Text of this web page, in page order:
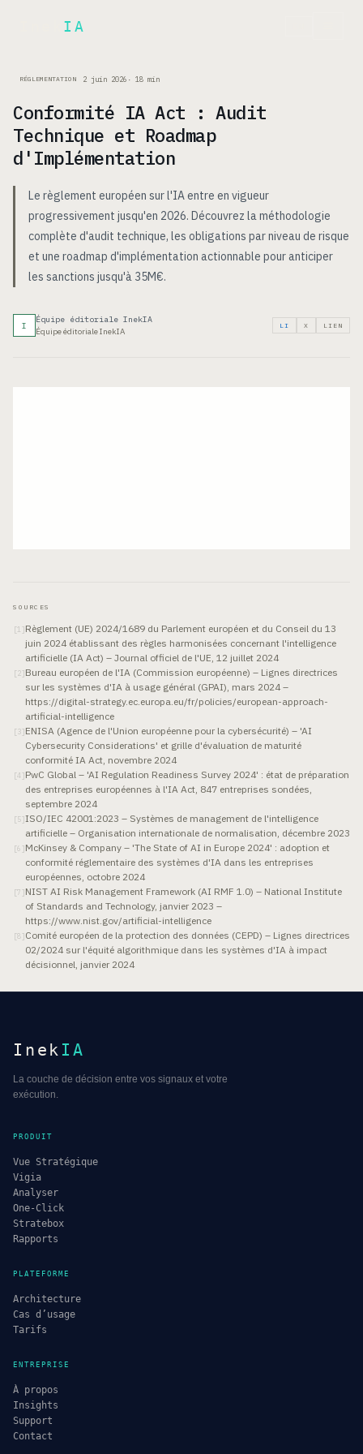
IA
RÉGLEMENTATION 2 juin 2026 · 18 min
Conformité IA Act : Audit
Technique et Roadmap
d'Implémentation
Le règlement européen sur l'IA entre en vigueur
progressivement jusqu'en 2026. Découvrez la méthodologie
complète d'audit technique, les obligations par niveau de risque
et une roadmap d'implémentation actionnable pour anticiper
les sanctions jusqu'à 35M€.
I
Équipe éditoriale InekIA
Équipe éditoriale InekIA
LI X LIEN
SOURCES
[1 ]Règlement (UE) 2024/1689 du Parlement européen et du Conseil du 13
juin 2024 établissant des règles harmonisées concernant l'intelligence
artificielle (IA Act) – Journal officiel de l'UE, 12 juillet 2024
[2]Bureau européen de l'IA (Commission européenne) – Lignes directrices
sur les systèmes d'IA à usage général (GPAI), mars 2024 –
https://digital-strategy.ec.europa.eu/fr/policies/european-approach-
artificial-intelligence
[ 3]ENISA (Agence de l'Union européenne pour la cybersécurité) – 'AI
Cybersecurity Considerations' et grille d'évaluation de maturité
conformité IA Act, novembre 2024
[4 ]PwC Global – 'AI Regulation Readiness Survey 2024' : état de préparation
des entreprises européennes à l'IA Act, 847 entreprises sondées,
septembre 2024
[5]ISO/IEC 42001:2023 – Systèmes de management de l'intelligence
artificielle – Organisation internationale de normalisation, décembre 2023
[6 ]McKinsey & Company – 'The State of AI in Europe 2024' : adoption et
conformité réglementaire des systèmes d'IA dans les entreprises
européennes, octobre 2024
[7 ]NIST AI Risk Management Framework (AI RMF 1.0) – National Institute
of Standards and Technology, janvier 2023 –
https://www.nist.gov/artificial-intelligence
[8]Comité européen de la protection des données (CEPD) – Lignes directrices
02/2024 sur l'équité algorithmique dans les systèmes d'IA à impact
décisionnel, janvier 2024
Inek IA
La couche de décision entre vos signaux et votre
exécution.
PRODUIT
Vue Stratégique
Vigia
Analyser
One-Click
Stratebox
Rapports
PLATEFORME
Architecture
Cas d’usage
Tarifs
ENTREPRISE
À propos
Insights
Support
Contact